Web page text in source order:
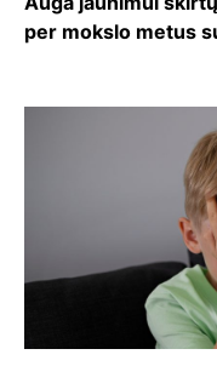
per mokslo metus